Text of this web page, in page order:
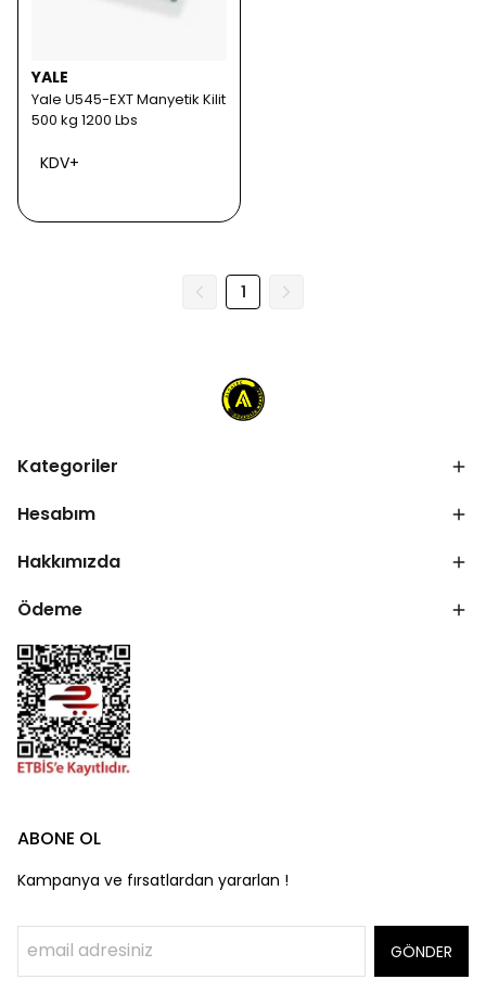
YALE
Yale U545-EXT Manyetik Kilit
500 kg 1200 Lbs
KDV+
1
Kategoriler
Hesabım
Hakkımızda
Ödeme
ABONE OL
Kampanya ve fırsatlardan yararlan !
GÖNDER